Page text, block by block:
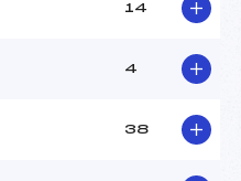
14
4
38